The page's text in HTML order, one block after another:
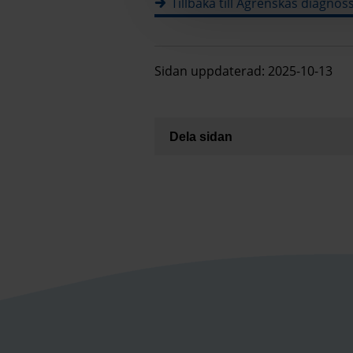
Sidan uppdaterad: 2025-10-13
Dela sidan